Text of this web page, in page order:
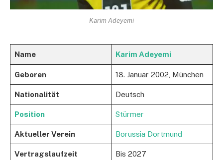
Karim Adeyemi
Name Karim Adeyemi
Geboren 18. Januar 2002, München
Nationalität Deutsch
Position Stürmer
Aktueller Verein Borussia Dortmund
Vertragslaufzeit Bis 2027